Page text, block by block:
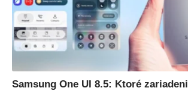
Samsung One UI 8.5: Ktoré